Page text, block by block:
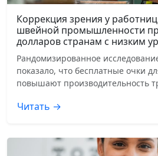
Коррекция зрения у
швейной промышленности
долларов странам с низким
Рандомизированное
показало, что бесплатные очки
повышают производительность
Читать →